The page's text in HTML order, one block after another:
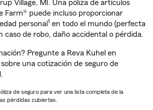
Village, MI. Una póliza de artículos
Farm® puede incluso proporcionar
personal 1 en todo el mundo (perfecta
caso de robo, daño accidental o pérdida.
Pregunte a Reva Kuhel en
una cotización de seguro de
de seguro para ver una lista completa de la
pérdidas cubiertas.